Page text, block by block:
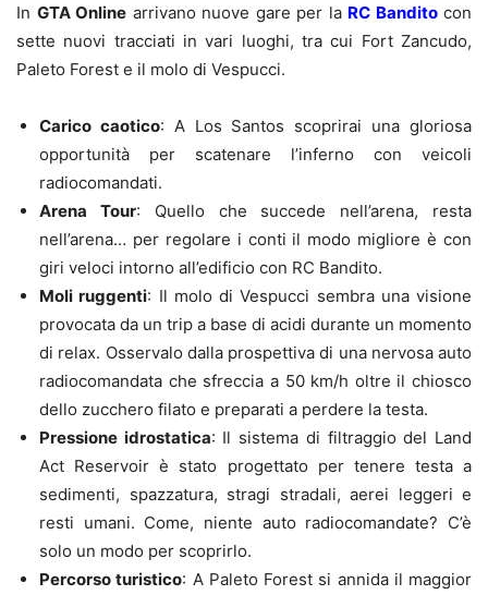
In GTA Online arrivano nuove gare per la RC Banditocon
sette nuovi tracciati in vari luoghi, tra cui Fort Zancudo,
Paleto Forest e il molo di Vespucci.
Carico caotico: A Los Santos scoprirai una gloriosa
opportunità per scatenare l’inferno con veicoli
radiocomandati.
Arena Tour: Quello che succede nell’arena, resta
nell’arena… per regolare i conti il modo migliore è con
giri veloci intorno all’edificio con RC Bandito.
Moli ruggenti: Il molo di Vespucci sembra una visione
provocata da un trip a base di acidi durante un momento
di relax. Osservalo dalla prospettiva di una nervosa auto
radiocomandata che sfreccia a 50 km/h oltre il chiosco
dello zucchero filato e preparati a perdere la testa.
Pressione idrostatica: Il sistema di filtraggio del Land
Act Reservoir è stato progettato per tenere testa a
sedimenti, spazzatura, stragi stradali, aerei leggeri e
resti umani. Come, niente auto radiocomandate? C’è
solo un modo per scoprirlo.
Percorso turistico: A Paleto Forest si annida il maggior